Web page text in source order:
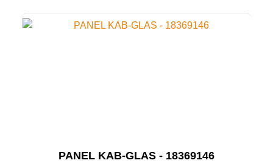
PANEL KAB-GLAS - 18369146